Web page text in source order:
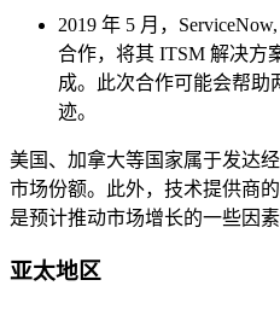
2019 年 5 月，
合作，将其 ITSM 解决方
成。此次合作可能会帮助
迹。
美国、加拿大等国家属于发达
市场份额。此外，技术提供商
是预计推动市场增长的一些因素
亚太地区